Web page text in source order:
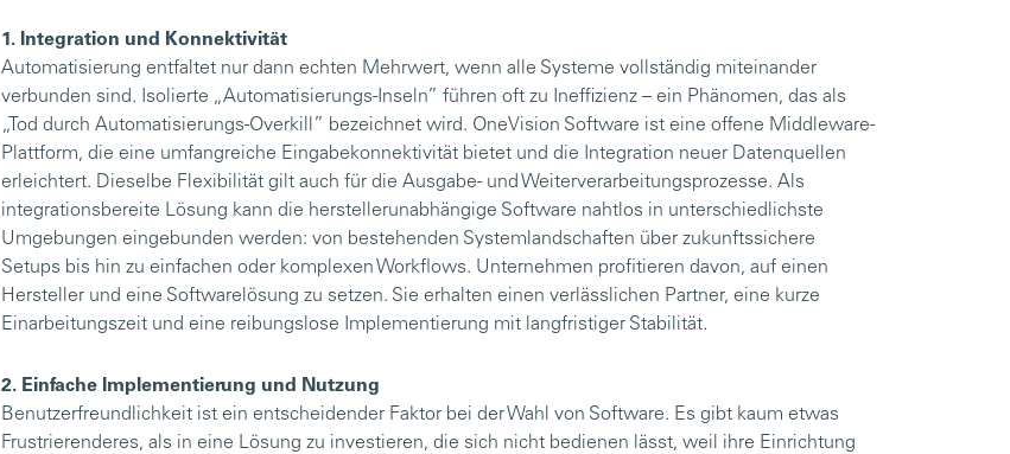
1. Integration und Konnektivität
Automatisierung entfaltet nur dann echten Mehrwert, wenn alle Systeme vollständig miteinander
verbunden sind. Isolierte „Automatisierungs-Inseln” führen oft zu Ineffizienz – ein Phänomen, das als
„Tod durch Automatisierungs-Overkill” bezeichnet wird. OneVision Software ist eine offene Middleware-
Plattform, die eine umfangreiche Eingabekonnektivität bietet und die Integration neuer Datenquellen
erleichtert. Dieselbe Flexibilität gilt auch für die Ausgabe- und Weiterverarbeitungsprozesse. Als
integrationsbereite Lösung kann die herstellerunabhängige Software nahtlos in unterschiedlichste
Umgebungen eingebunden werden: von bestehenden Systemlandschaften über zukunftssichere
Setups bis hin zu einfachen oder komplexen Workflows. Unternehmen profitieren davon, auf einen
Hersteller und eine Softwarelösung zu setzen. Sie erhalten einen verlässlichen Partner, eine kurze
Einarbeitungszeit und eine reibungslose Implementierung mit langfristiger Stabilität.
2. Einfache Implementierung und Nutzung
Benutzerfreundlichkeit ist ein entscheidender Faktor bei der Wahl von Software. Es gibt kaum etwas
Frustrierenderes, als in eine Lösung zu investieren, die sich nicht bedienen lässt, weil ihre Einrichtung